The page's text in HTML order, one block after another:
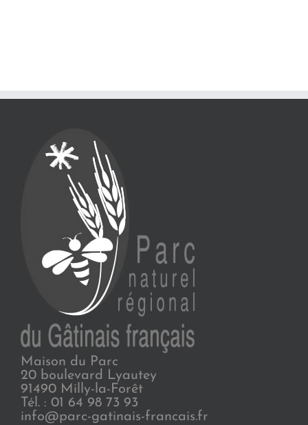
Maison du Parc
20 boulevard Lyautey
91490 Milly-la-Forêt
Tél. : 01 64 98 73 93
info@parc-gatinais-francais.fr